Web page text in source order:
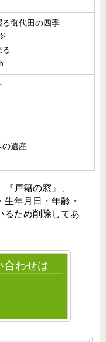
御代田の四季
る
の遺産
戸籍の窓』、
生年月日・年齢・
るため削除してあ
合わせは